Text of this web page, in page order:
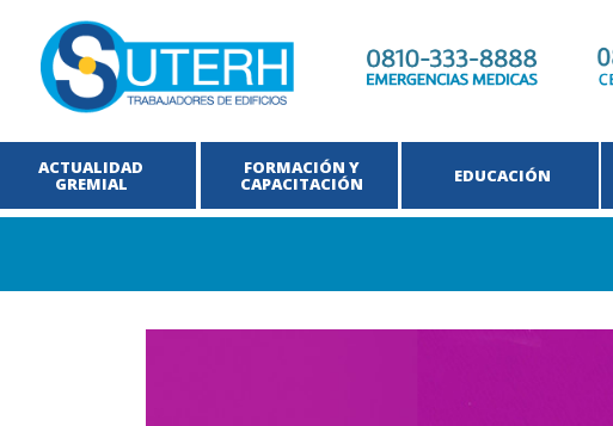
ACTUALIDAD
GREMIAL EDUCACIÓN
FORMACIÓN Y
CAPACITACIÓN